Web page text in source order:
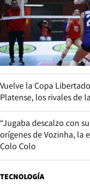
Vuelve la Copa
Platense, los rivales de
“Jugaba descalzo con
orígenes de Vozinha, la
Colo Colo
TECNOLOGÍA